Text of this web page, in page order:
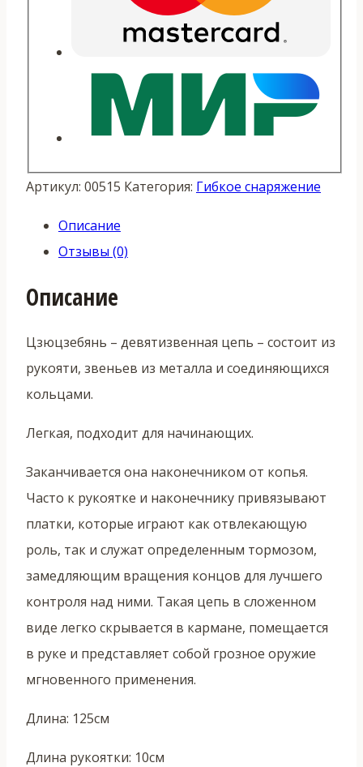
Артикул: 00515 Категория: Гибкое снаряжение
Описание
Отзывы (0)
Описание
Цзюцзебянь – девятизвенная цепь – состоит из
рукояти, звеньев из металла и соединяющихся
кольцами.
Легкая, подходит для начинающих.
Заканчивается она наконечником от копья.
Часто к рукоятке и наконечнику привязывают
платки, которые играют как отвлекающую
роль, так и служат определенным тормозом,
замедляющим вращения концов для лучшего
контроля над ними. Такая цепь в сложенном
виде легко скрывается в кармане, помещается
в руке и представляет собой грозное оружие
мгновенного применения.
Длина: 125см
Длина рукоятки: 10см